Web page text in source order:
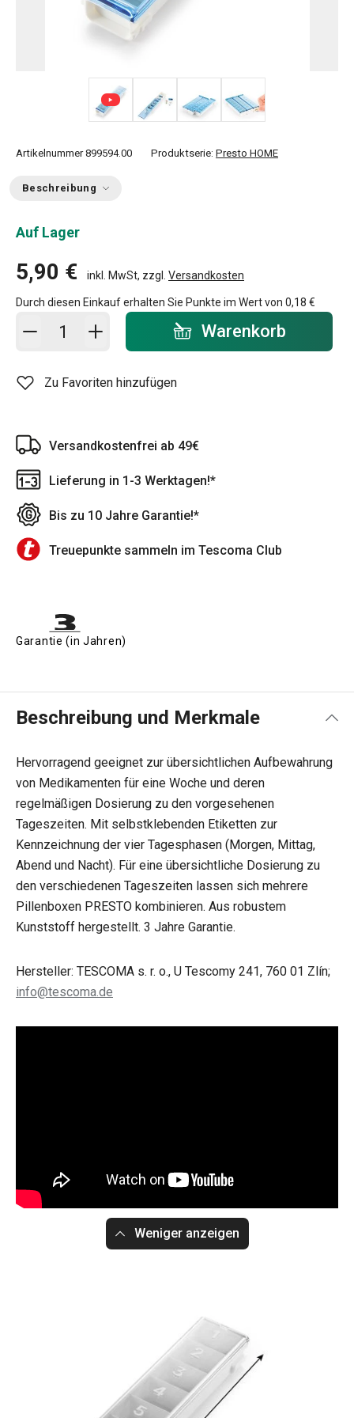
Artikelnummer 899594.00 Produktserie: Presto HOME
Beschreibung
Auf Lager
5,90 € inkl. MwSt, zzgl. Versandkosten
Durch diesen Einkauf erhalten Sie Punkte im Wert von 0,18 €
In den Warenkorb - Menge Warenkorb
Zu Favoriten hinzufügen
Versandkostenfrei ab 49€
Lieferung in 1-3 Werktagen!*
Bis zu 10 Jahre Garantie!*
Treuepunkte sammeln im Tescoma Club
Garantie (in Jahren)
Beschreibung und Merkmale
Hervorragend geeignet zur übersichtlichen Aufbewahrung
von Medikamenten für eine Woche und deren
regelmäßigen Dosierung zu den vorgesehenen
Tageszeiten. Mit selbstklebenden Etiketten zur
Kennzeichnung der vier Tagesphasen (Morgen, Mittag,
Abend und Nacht). Für eine übersichtliche Dosierung zu
den verschiedenen Tageszeiten lassen sich mehrere
Pillenboxen PRESTO kombinieren. Aus robustem
Kunststoff hergestellt. 3 Jahre Garantie.
Hersteller: TESCOMA s. r. o., U Tescomy 241, 760 01 Zlín;
info@tescoma.de
Weniger anzeigen